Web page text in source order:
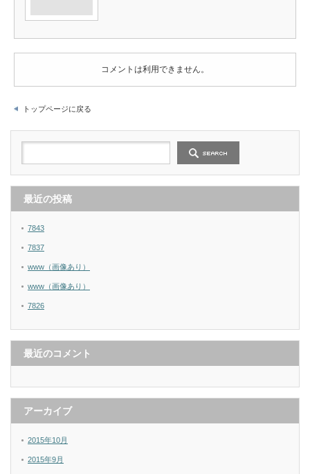
コメントは利用できません。
トップページに戻る
最近の投稿
7843
7837
www（画像あり）
www（画像あり）
7826
最近のコメント
アーカイブ
2015年10月
2015年9月